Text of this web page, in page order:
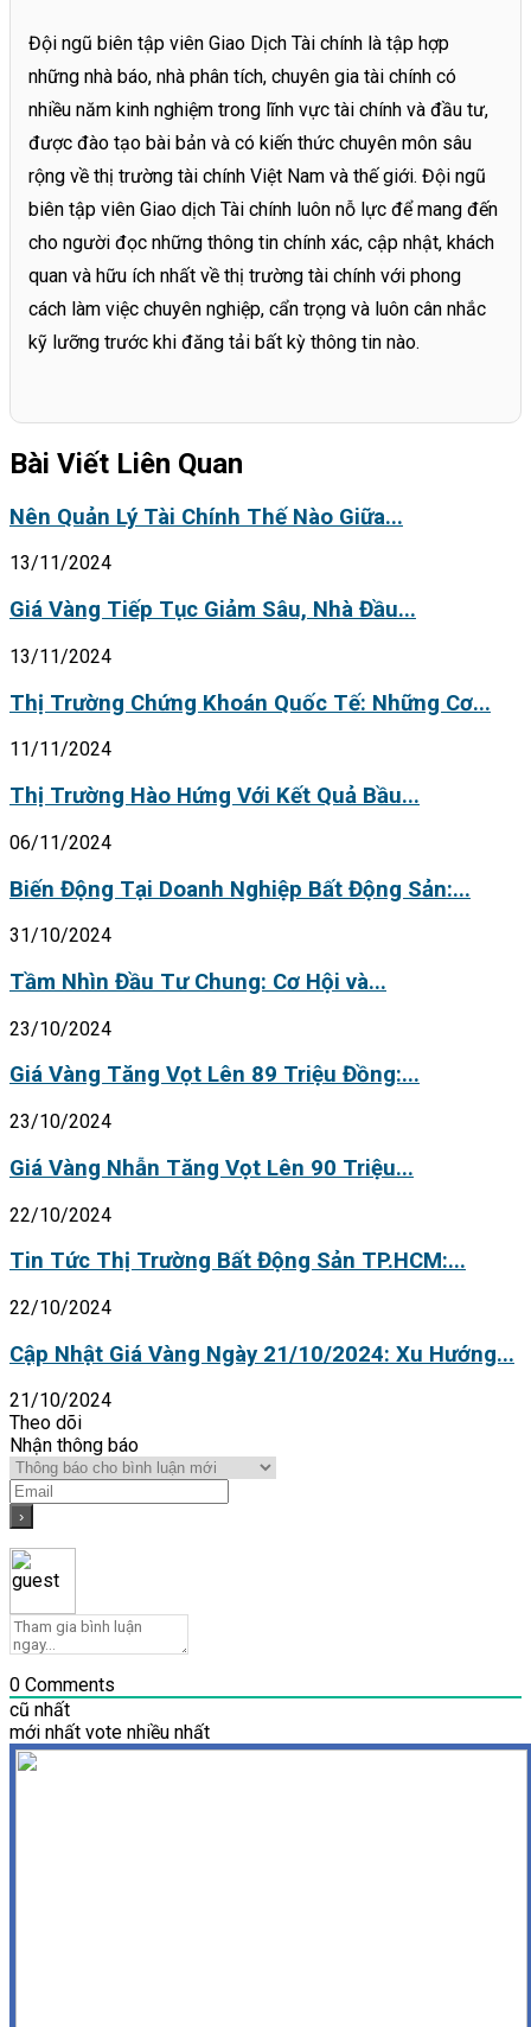
Đội ngũ biên tập viên Giao Dịch Tài chính là tập hợp
những nhà báo, nhà phân tích, chuyên gia tài chính có
nhiều năm kinh nghiệm trong lĩnh vực tài chính và đầu tư,
được đào tạo bài bản và có kiến thức chuyên môn sâu
rộng về thị trường tài chính Việt Nam và thế giới. Đội ngũ
biên tập viên Giao dịch Tài chính luôn nỗ lực để mang đến
cho người đọc những thông tin chính xác, cập nhật, khách
quan và hữu ích nhất về thị trường tài chính với phong
cách làm việc chuyên nghiệp, cẩn trọng và luôn cân nhắc
kỹ lưỡng trước khi đăng tải bất kỳ thông tin nào.
Bài Viết Liên Quan
Nên Quản Lý Tài Chính Thế Nào Giữa...
13/11/2024
Giá Vàng Tiếp Tục Giảm Sâu, Nhà Đầu...
13/11/2024
Thị Trường Chứng Khoán Quốc Tế: Những Cơ...
11/11/2024
Thị Trường Hào Hứng Với Kết Quả Bầu...
06/11/2024
Biến Động Tại Doanh Nghiệp Bất Động Sản:...
31/10/2024
Tầm Nhìn Đầu Tư Chung: Cơ Hội và...
23/10/2024
Giá Vàng Tăng Vọt Lên 89 Triệu Đồng:...
23/10/2024
Giá Vàng Nhẫn Tăng Vọt Lên 90 Triệu...
22/10/2024
Tin Tức Thị Trường Bất Động Sản TP.HCM:...
22/10/2024
Cập Nhật Giá Vàng Ngày 21/10/2024: Xu Hướng...
21/10/2024
Theo dõi
Nhận thông báo
0 Comments
cũ nhất
mới nhất vote nhiều nhất